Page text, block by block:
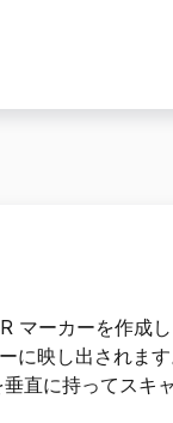
マーカーを作成
に映し出されま
直に持ってスキ